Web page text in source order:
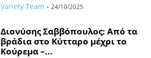
Variety Team - 24/10/2025
Διονύσης Σαββόπουλος: Από τα
βράδια στο Κύτταρο μέχρι το
Κούρεμα –...